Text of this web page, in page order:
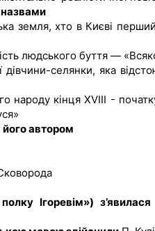
назвами
земля, хто в Києві
людського буття —
дівчини-селянки, яка
народу кінця XVIII -
його автором
Ігоревім»)